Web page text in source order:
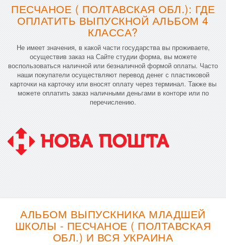
ПЕСЧАНОЕ ( ПОЛТАВСКАЯ ОБЛ.): ГДЕ
ОПЛАТИТЬ ВЫПУСКНОЙ АЛЬБОМ 4
КЛАССА?
Не имеет значения, в какой части государства вы проживаете,
осуществив заказ на Сайте студии форма, вы можете
воспользоваться наличной или безналичной формой оплаты. Часто
наши покупатели осуществляют перевод денег с пластиковой
карточки на карточку или вносят оплату через терминал. Также вы
можете оплатить заказ наличными деньгами в конторе или по
перечислению.
АЛЬБОМ ВЫПУСКНИКА МЛАДШЕЙ
ШКОЛЫ - ПЕСЧАНОЕ ( ПОЛТАВСКАЯ
ОБЛ.) И ВСЯ УКРАИНА